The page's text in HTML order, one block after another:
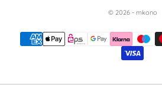
© 2026 - mkono